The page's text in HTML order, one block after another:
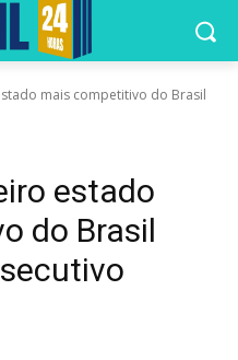
mais competitivo do Brasil
estado
do Brasil